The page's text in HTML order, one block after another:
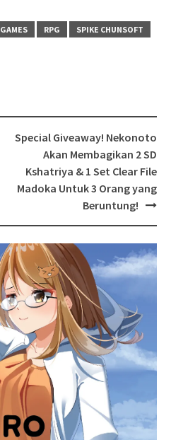
GAMES RPG
SPIKE CHUNSOFT
Special Giveaway! Nekonoto
Akan Membagikan 2 SD
Kshatriya & 1 Set Clear File
Madoka Untuk 3 Orang yang
Beruntung!